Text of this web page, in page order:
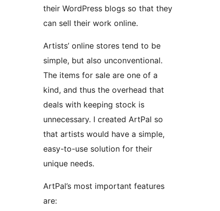
their WordPress blogs so that they
can sell their work online.
Artists’ online stores tend to be
simple, but also unconventional.
The items for sale are one of a
kind, and thus the overhead that
deals with keeping stock is
unnecessary. I created ArtPal so
that artists would have a simple,
easy-to-use solution for their
unique needs.
ArtPal’s most important features
are: